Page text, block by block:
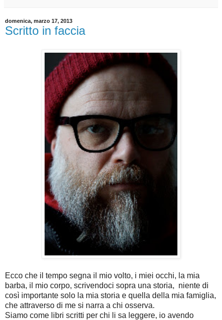
domenica, marzo 17, 2013
Scritto in faccia
Ecco che il tempo segna il mio volto, i miei occhi, la mia
barba, il mio corpo, scrivendoci sopra una storia, niente di
così importante solo la mia storia e quella della mia famiglia,
che attraverso di me si narra a chi osserva.
Siamo come libri scritti per chi li sa leggere, io avendo